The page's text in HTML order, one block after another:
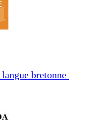
bretonne